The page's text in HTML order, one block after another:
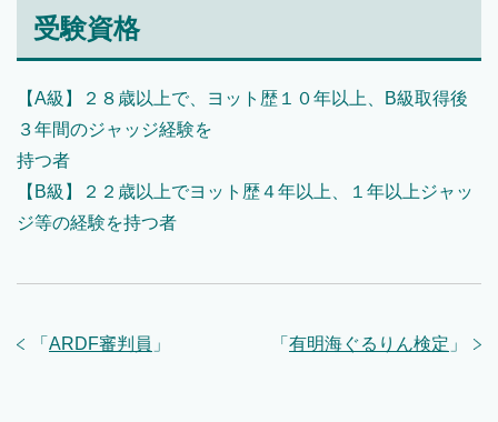
受験資格
【A級】２８歳以上で、ヨット歴１０年以上、B級取得後
３年間のジャッジ経験を
持つ者
【B級】２２歳以上でヨット歴４年以上、１年以上ジャッ
ジ等の経験を持つ者
「 有明海ぐるりん検定 」
「 ARDF審判員 」